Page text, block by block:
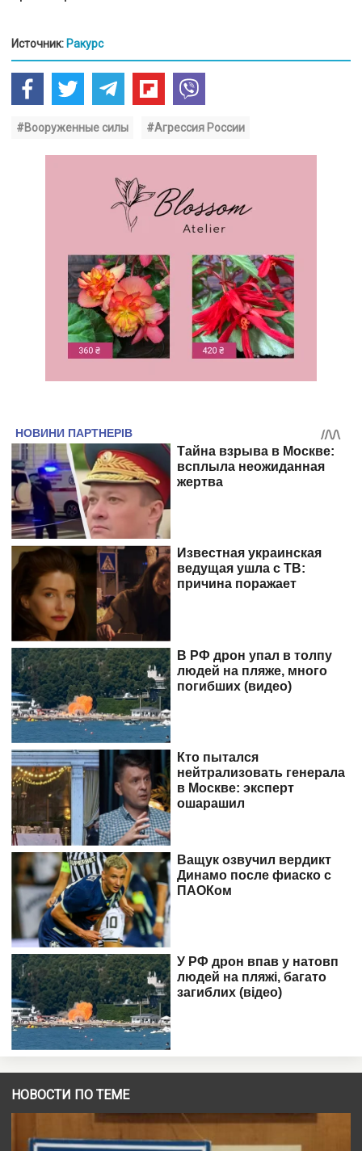
Источник: Ракурс
#Вооруженные силы #Агрессия России
НОВОСТИ ПО ТЕМЕ